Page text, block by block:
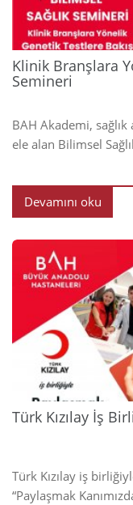
Klinik Branşlara
Semineri
BAH Akademi,
ele alan Bilimsel
Devamını oku
Türk Kızılay İş
Türk Kızılay iş
“Paylaşmak